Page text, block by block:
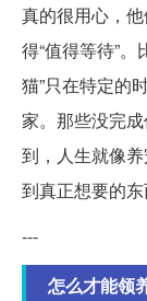
真的很用心，
得“值得等待”
猫”只在特定的
家。那些没完
到，人生就像
到真正想要的东
---
怎么才能领